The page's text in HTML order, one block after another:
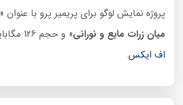
پروژه نمایش لوگو برای پریمیر پرو با عنوان «
میان زرات مایع و نورانی» و حجم 126 مگابایت در
اف ایکس.